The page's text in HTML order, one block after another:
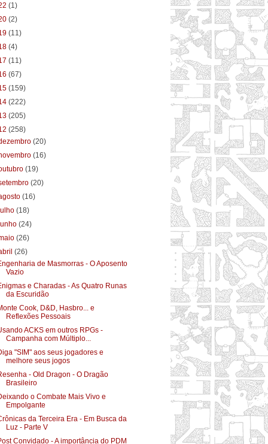
(1)
(2)
(11)
(4)
(11)
(67)
(159)
(222)
(205)
(258)
(20)
(16)
(19)
(20)
(16)
(18)
(24)
(26)
(26)
de Masmorras - O Aposento
Vazio
e Charadas - As Quatro Runas
da Escuridão
Cook, D&D, Hasbro... e
Reflexões Pessoais
ACKS em outros RPGs -
Campanha com Múltiplo...
"SIM" aos seus jogadores e
melhore seus jogos
- Old Dragon - O Dragão
Brasileiro
o Combate Mais Vivo e
Empolgante
da Terceira Era - Em Busca da
Luz - Parte V
Convidado - A importância do PDM